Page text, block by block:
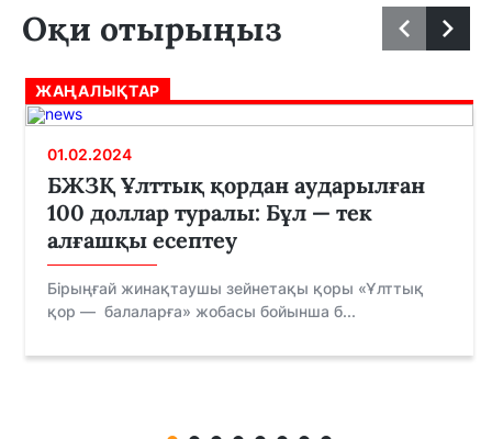
Оқи отырыңыз
ЖАҢАЛЫҚТАР
01.02.2024
БЖЗҚ Ұлттық қордан аударылған
100 доллар туралы: Бұл — тек
алғашқы есептеу
Бірыңғай жинақтаушы зейнетақы қоры «Ұлттық
қор — балаларға» жобасы бойынша б...